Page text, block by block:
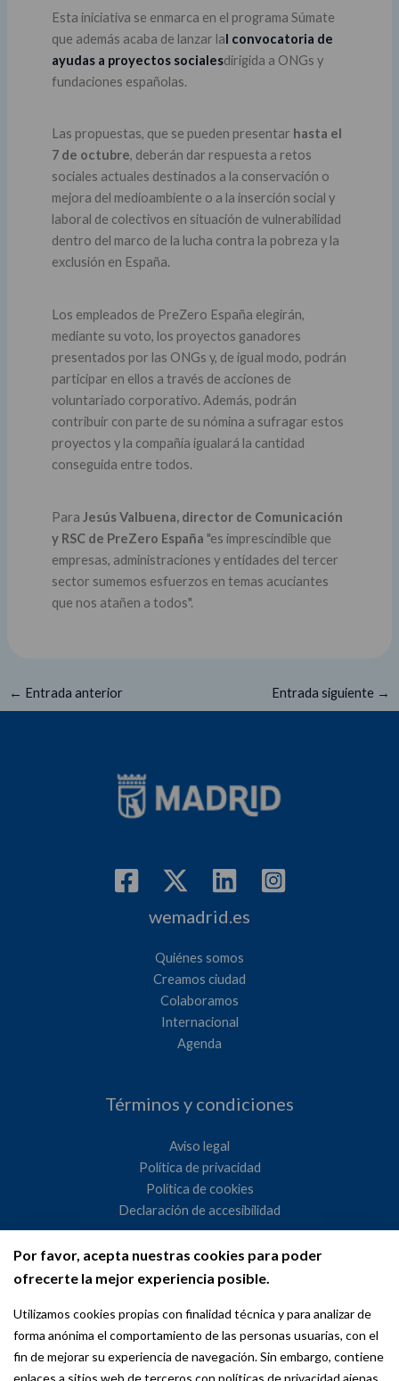
Por favor, acepta nuestras cookies para poder
ofrecerte la mejor experiencia posible.
Utilizamos cookies propias con finalidad técnica y para analizar de
forma anónima el comportamiento de las personas usuarias, con el
fin de mejorar su experiencia de navegación. Sin embargo, contiene
enlaces a sitios web de terceros con políticas de privacidad ajenas
Esta iniciativa se enmarca en el programa Súmate
que además acaba de lanzar laI convocatoria de
ayudas a proyectos socialesdirigida a ONGs y
fundaciones españolas.
Las propuestas, que se pueden presentar hasta el
7 de octubre, deberán dar respuesta a retos
sociales actuales destinados a la conservación o
mejora del medioambiente o a la inserción social y
laboral de colectivos en situación de vulnerabilidad
dentro del marco de la lucha contra la pobreza y la
exclusión en España.
Los empleados de PreZero España elegirán,
mediante su voto, los proyectos ganadores
presentados por las ONGs y, de igual modo, podrán
participar en ellos a través de acciones de
voluntariado corporativo. Además, podrán
contribuir con parte de su nómina a sufragar estos
proyectos y la compañía igualará la cantidad
conseguida entre todos.
Para Jesús Valbuena, director de Comunicación
y RSC de PreZero España "es imprescindible que
empresas, administraciones y entidades del tercer
sector sumemos esfuerzos en temas acuciantes
que nos atañen a todos".
← Entrada anterior Entrada siguiente →
wemadrid.es
Quiénes somos
Creamos ciudad
Colaboramos
Internacional
Agenda
Términos y condiciones
Aviso legal
Política de privacidad
Política de cookies
Declaración de accesibilidad
Ayuntamiento de Madrid
WeMadrid es un sitio web del Ayuntamiento de Madrid
dedicado a las relaciones institucionales y la actividad
internacional del Alcalde. ​